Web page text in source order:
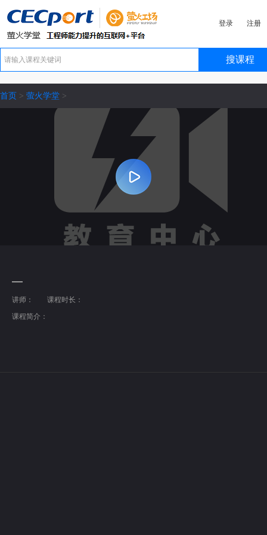
搜课程
登录 注册
首页 > 萤火学堂 >
讲师：
课程时长：
课程简介：